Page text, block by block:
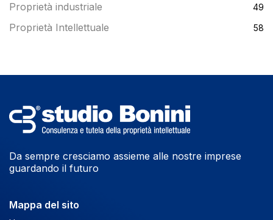
Proprietà industriale 49
Proprietà Intellettuale 58
Da sempre cresciamo assieme alle nostre imprese
guardando il futuro
Mappa del sito